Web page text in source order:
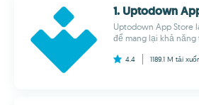
1. Uptodown
Uptodown App Store
để mang lại khả
4.4 1189.1 M tải